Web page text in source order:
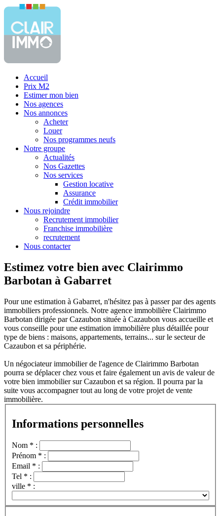
Accueil
Prix M2
Estimer mon bien
Nos agences
Nos annonces
Acheter
Louer
Nos programmes neufs
Notre groupe
Actualités
Nos Gazettes
Nos services
Gestion locative
Assurance
Crédit immobilier
Nous rejoindre
Recrutement immobilier
Franchise immobilière
recrutement
Nous contacter
Estimez votre bien avec Clairimmo
Barbotan à Gabarret
Pour une estimation à Gabarret, n'hésitez pas à passer par des agents
immobiliers professionnels. Notre agence immobilière Clairimmo
Barbotan dirigée par Cazaubon située à Cazaubon vous accueille et
vous conseille pour une estimation immobilière plus détaillée pour
type de biens : maisons, appartements, terrains... sur le secteur de
Cazaubon et sa périphérie.
Un négociateur immobilier de l'agence de Clairimmo Barbotan
pourra se déplacer chez vous et faire également un avis de valeur de
votre bien immobilier sur Cazaubon et sa région. Il pourra par la
suite vous accompagner tout au long de votre projet de vente
immobilière.
Informations personnelles
Nom * :
Prénom * :
Email * :
Tel * :
ville * :